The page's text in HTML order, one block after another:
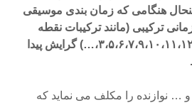
هنگامی که زمان بندی موسیقی
ترکیبی (مانند ترکیبات نقطه
دار) یا فواصل تبدیلی (تقسیمات مضرب اعداد فرد مانند ۳،۵،۶،۷،۹،۱۰،۱۱،۱۲،۱۳،…) گرایش پیدا
و … نوازنده را مکلف می نماید که